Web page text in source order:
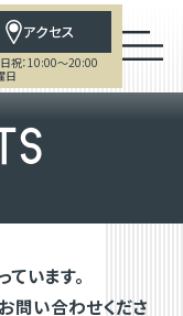
アクセス
祝：10:00～20:00
日
S
います。
問い合わせくださ